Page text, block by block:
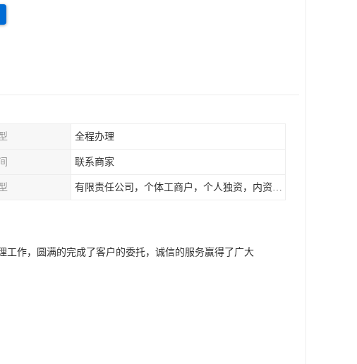
全程办理
联系商家
有限责任公司，个体工商户，个人独资，内资，外资
作，圆满的完成了客户的委托，诚信的服务赢得了广大